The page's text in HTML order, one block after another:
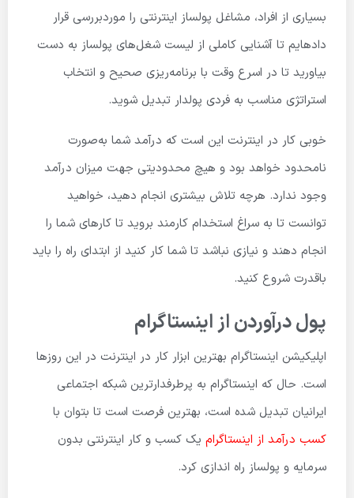
بسیاری از افراد، مشاغل پولساز اینترنتی را موردبررسی قرار
داده­ایم تا آشنایی کاملی از لیست شغل‌های پولساز به دست
بیاورید تا در اسرع وقت با برنامه‌ریزی صحیح و انتخاب
استراتژی مناسب به فردی پولدار تبدیل شوید.
خوبی کار در اینترنت این است که درآمد شما به‌صورت
نامحدود خواهد بود و هیچ محدودیتی جهت میزان درآمد
وجود ندارد. هرچه تلاش بیشتری انجام دهید، خواهید
توانست تا به سراغ استخدام کارمند بروید تا کارهای شما را
انجام دهند و نیازی نباشد تا شما کار کنید از ابتدای راه را باید
باقدرت شروع کنید.
پول درآوردن از اینستاگرام
اپلیکیشن اینستاگرام بهترین ابزار کار در اینترنت در این روزها
است. حال که اینستاگرام به پرطرفدارترین شبکه اجتماعی
ایرانیان تبدیل شده است، بهترین فرصت است تا بتوان با
کسب درآمد از اینستاگرام یک کسب و کار اینترنتی بدون
سرمایه و پولساز راه اندازی کرد.